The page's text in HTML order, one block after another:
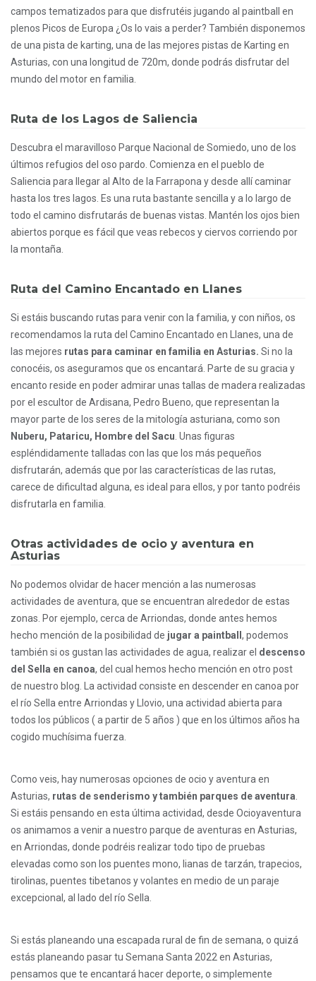
campos tematizados para que disfrutéis jugando al paintball en
plenos Picos de Europa ¿Os lo vais a perder? También disponemos
de una pista de karting, una de las mejores pistas de Karting en
Asturias, con una longitud de 720m, donde podrás disfrutar del
mundo del motor en familia.
Ruta de los Lagos de Saliencia
Descubra el maravilloso Parque Nacional de Somiedo, uno de los
últimos refugios del oso pardo. Comienza en el pueblo de
Saliencia para llegar al Alto de la Farrapona y desde allí caminar
hasta los tres lagos. Es una ruta bastante sencilla y a lo largo de
todo el camino disfrutarás de buenas vistas. Mantén los ojos bien
abiertos porque es fácil que veas rebecos y ciervos corriendo por
la montaña.
Ruta del Camino Encantado en Llanes
Si estáis buscando rutas para venir con la familia, y con niños, os
recomendamos la ruta del Camino Encantado en Llanes, una de
las mejores rutas para caminar en familia en Asturias. Si no la
conocéis, os aseguramos que os encantará. Parte de su gracia y
encanto reside en poder admirar unas tallas de madera realizadas
por el escultor de Ardisana, Pedro Bueno, que representan la
mayor parte de los seres de la mitología asturiana, como son
Nuberu, Pataricu, Hombre del Sacu . Unas figuras
espléndidamente talladas con las que los más pequeños
disfrutarán, además que por las características de las rutas,
carece de dificultad alguna, es ideal para ellos, y por tanto podréis
disfrutarla en familia.
Otras actividades de ocio y aventura en
Asturias
No podemos olvidar de hacer mención a las numerosas
actividades de aventura, que se encuentran alrededor de estas
zonas. Por ejemplo, cerca de Arriondas, donde antes hemos
hecho mención de la posibilidad de jugar a paintball , podemos
también si os gustan las actividades de agua, realizar el descenso
del Sella en canoa, del cual hemos hecho mención en otro post
de nuestro blog. La actividad consiste en descender en canoa por
el río Sella entre Arriondas y Llovio, una actividad abierta para
todos los públicos ( a partir de 5 años ) que en los últimos años ha
cogido muchísima fuerza.
Como veis, hay numerosas opciones de ocio y aventura en
Asturias, rutas de senderismo y también parques de aventura
Si estáis pensando en esta última actividad, desde Ocioyaventura
os animamos a venir a nuestro parque de aventuras en Asturias,
en Arriondas, donde podréis realizar todo tipo de pruebas
elevadas como son los puentes mono, lianas de tarzán, trapecios,
tirolinas, puentes tibetanos y volantes en medio de un paraje
excepcional, al lado del río Sella.
Si estás planeando una escapada rural de fin de semana, o quizá
estás planeando pasar tu Semana Santa 2022 en Asturias,
pensamos que te encantará hacer deporte, o simplemente